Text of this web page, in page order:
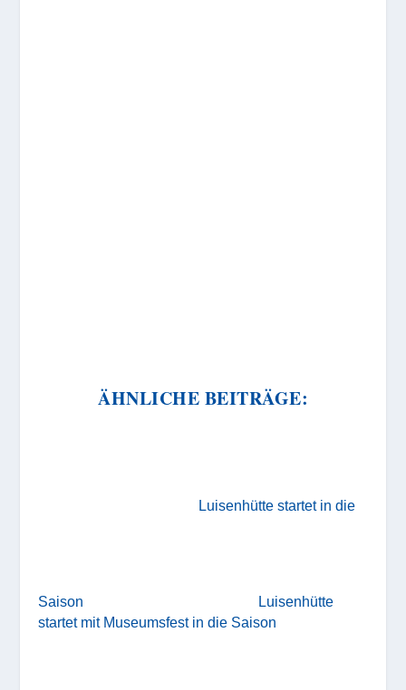
ÄHNLICHE BEITRÄGE:
Luisenhütte startet in die
Saison
Luisenhütte
startet mit Museumsfest in die Saison